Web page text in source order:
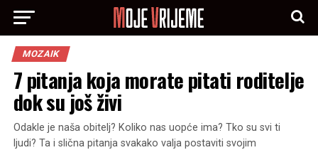
MOZAIK
7 pitanja koja morate pitati roditelje
dok su još živi
Odakle je naša obitelj? Koliko nas uopće ima? Tko su svi ti
ljudi? Ta i slična pitanja svakako valja postaviti svojim